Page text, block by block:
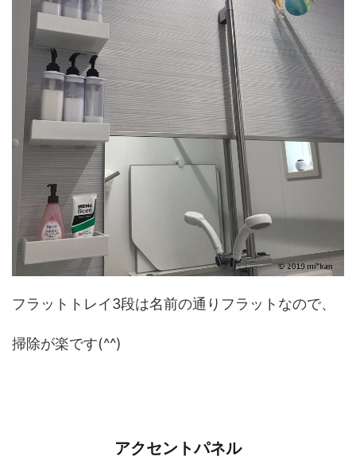
フラットトレイ3段は名前の通りフラットなので、
掃除が楽です(^^)
アクセントパネル